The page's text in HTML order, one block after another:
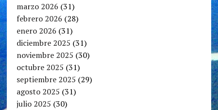
marzo 2026 (31)
febrero 2026 (28)
enero 2026 (31)
diciembre 2025 (31)
noviembre 2025 (30)
octubre 2025 (31)
septiembre 2025 (29)
agosto 2025 (31)
julio 2025 (30)